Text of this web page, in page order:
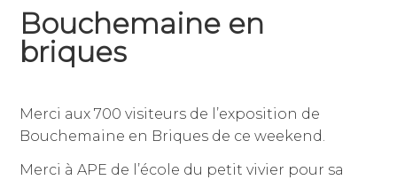
Bouchemaine en
briques
2023
dominique
julien
dans
non
Merci aux 700 visiteurs de l’exposition de
Bouchemaine en Briques de ce weekend.
Merci à APE de l’école du petit vivier pour sa